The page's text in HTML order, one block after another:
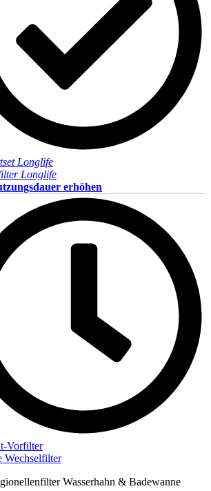
Longlife
Longlife
erhöhen
Vorfilter
Wechselfilter
Wasserhahn & Badewanne